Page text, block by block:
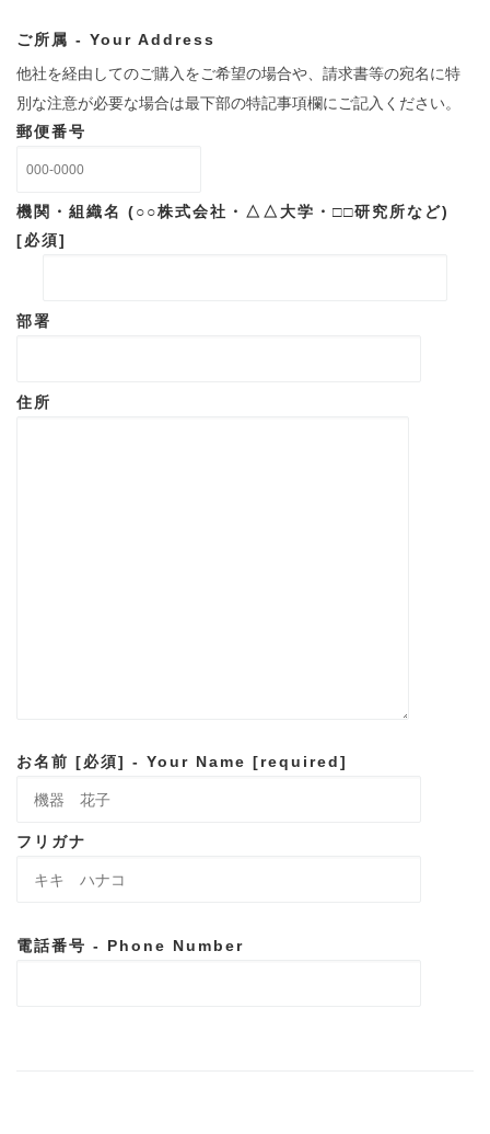
ご所属 - Your Address
他社を経由してのご購入をご希望の場合や、請求書等の宛名に特
別な注意が必要な場合は最下部の特記事項欄にご記入ください。
郵便番号
機関・組織名 (○○株式会社・△△大学・□□研究所など)
[必須]
部署
住所
お名前 [必須] - Your Name [required]
フリガナ
電話番号 - Phone Number